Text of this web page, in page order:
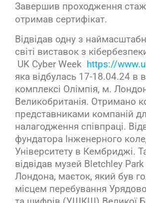
Завершив проходження
отримав сертифікат.
Відвідав одну з
світі виставок з
UK Cyber Week https://
яка відбулась 17-18.04.24 в
комплексі Олімпія, м.
Великобританія. Отримано
представниками компаній
налагодження співпраці.
фундатора Інженерного
Університету в Кембриджі.
відвідав музей Bletchley Park
Лондона, маєток, який був
місцем перебування